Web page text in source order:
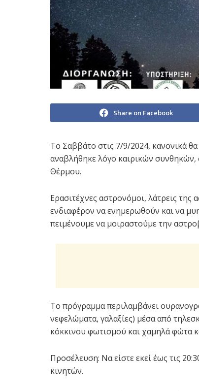
Share on Facebook
Το Σαββάτο στις 7/9/2024, κανονικά
αναβλήθηκε λόγο καιρικών
Θέρμου.
Ερασιτέχνες αστρονόμοι, λάτρεις της
ενδιαφέρον να ενημερωθούν και να
πειμένουμε να μοιραστούμε την
Το πρόγραμμα περιλαμβάνει
νεφελώματα, γαλαξίες) μέσα από
κόκκινου φωτισμού και χαμηλά φώτα
Προσέλευση: Να είστε εκεί έως τις
κινητών.